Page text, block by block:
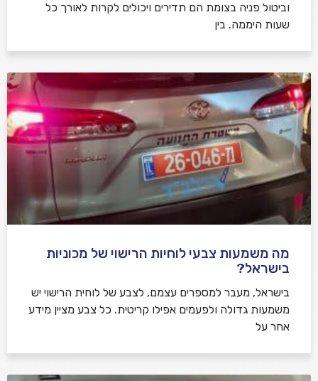
וביטול פניה בצומת הם תדירים ויכולים לקרות לאורך כל
שעות היממה. בין
מה משמעות צבעי לוחיות הרישוי של מכוניות
בישראל?
בישראל, מעבר למספרים עצמם, לצבע של לוחית הרישוי יש
משמעות גדולה ולפעמים אפילו קריטית. כל צבע מציין מידע
אחר על